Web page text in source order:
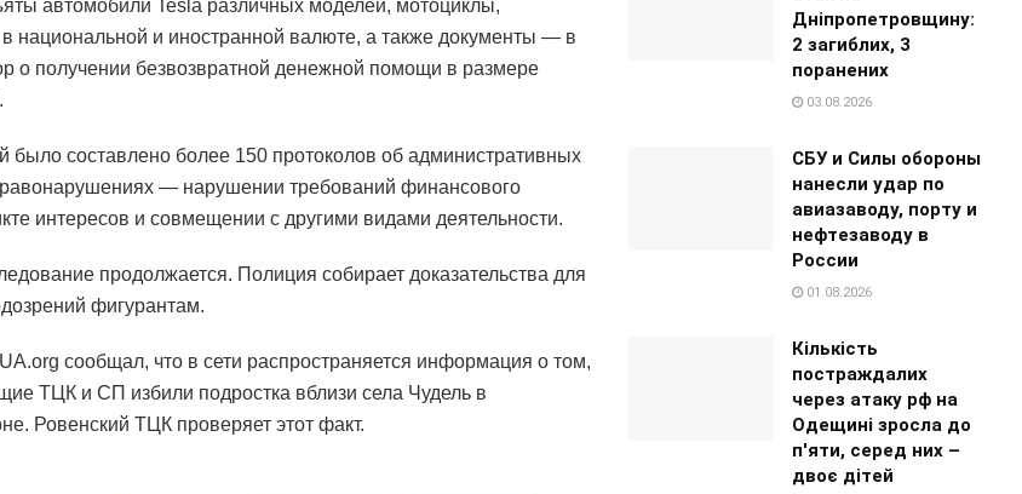
автомобили Tesla различных моделей, мотоциклы,
национальной и иностранной валюте, а также документы — в
о получении безвозвратной денежной помощи в размере
было составлено более 150 протоколов об административных
— нарушении требований финансового
интересов и совмещении с другими видами деятельности.
продолжается. Полиция собирает доказательства для
фигурантам.
сообщал, что в сети распространяется информация о том,
ТЦК и СП избили подростка вблизи села Чудель в
Ровенский ТЦК проверяет этот факт.
Дніпропетровщину:
2 загиблих, 3
поранених
03.08.2026
СБУ и Силы обороны
нанесли удар по
авиазаводу, порту и
нефтезаводу в
России
01.08.2026
Кількість
постраждалих
через атаку рф на
Одещині зросла до
п'яти, серед них –
двоє дітей